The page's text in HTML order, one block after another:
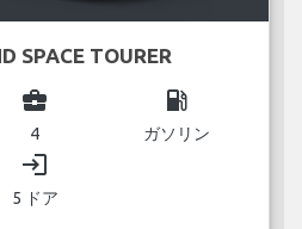
SPACE TOURER
business_center
4
local_gas_station
ガソリン
login
5 ドア